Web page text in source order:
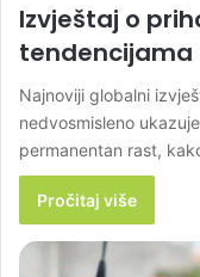
Izvještaj o
tendencijama
Najnoviji globalni
nedvosmisleno
permanentan rast,
Pročitaj više